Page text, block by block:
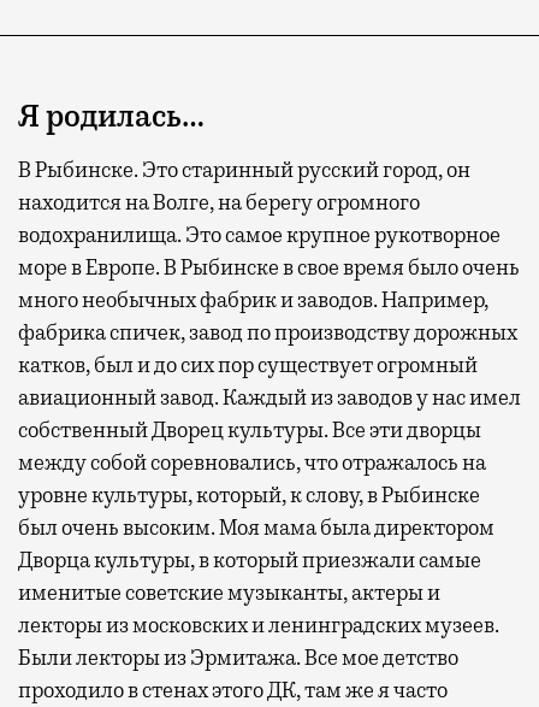
Я родилась…
В Рыбинске. Это старинный русский город, он
находится на Волге, на берегу огромного
водохранилища. Это самое крупное рукотворное
море в Европе. В Рыбинске в свое время было очень
много необычных фабрик и заводов. Например,
фабрика спичек, завод по производству дорожных
катков, был и до сих пор существует огромный
авиационный завод. Каждый из заводов у нас имел
собственный Дворец культуры. Все эти дворцы
между собой соревновались, что отражалось на
уровне культуры, который, к слову, в Рыбинске
был очень высоким. Моя мама была директором
Дворца культуры, в который приезжали самые
именитые советские музыканты, актеры и
лекторы из московских и ленинградских музеев.
Были лекторы из Эрмитажа. Все мое детство
проходило в стенах этого ДК, там же я часто